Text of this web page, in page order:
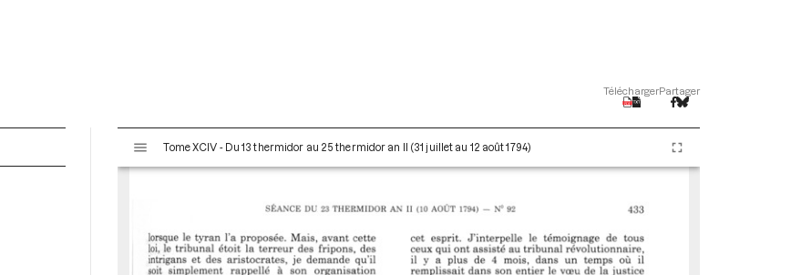
TéléchargerPartager
s
Tome XCIV - Du 13 thermidor au 25 thermidor an II (31 juillet au 12 août 1794)